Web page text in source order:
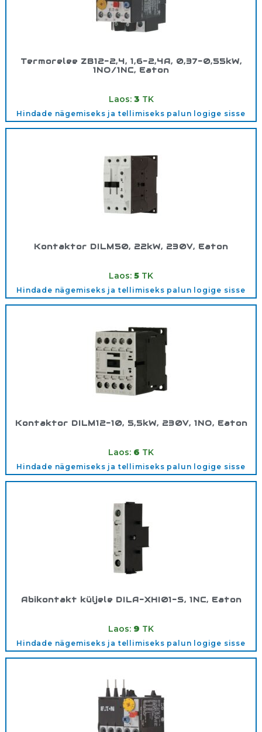
Termorelee ZB12-2,4, 1,6-2,4A, 0,37-0,55kW,
1NO/1NC, Eaton
Laos: 3 TK
Hindade nägemiseks ja tellimiseks palun logige sisse
Kontaktor DILM50, 22kW, 230V, Eaton
Laos: 5 TK
Hindade nägemiseks ja tellimiseks palun logige sisse
Kontaktor DILM12-10, 5,5kW, 230V, 1NO, Eaton
Laos: 6 TK
Hindade nägemiseks ja tellimiseks palun logige sisse
Abikontakt küljele DILA-XHI01-S, 1NC, Eaton
Laos: 9 TK
Hindade nägemiseks ja tellimiseks palun logige sisse